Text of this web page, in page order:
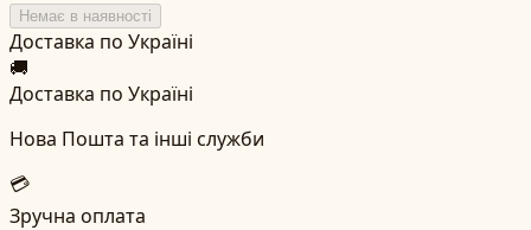
Немає в наявності
Доставка по Україні
🚚
Доставка по Україні
Нова Пошта та інші служби
💳
Зручна оплата